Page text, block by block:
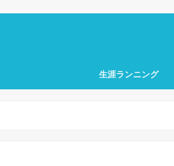
生涯ランニング